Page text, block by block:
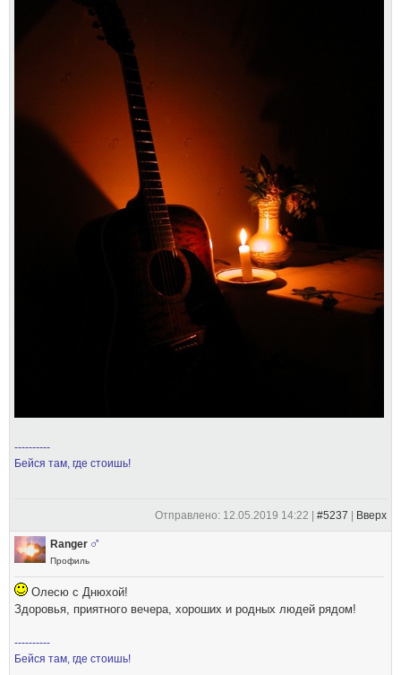
----------
Бейся там, где стоишь!
Отправлено: 12.05.2019 14:22 | #5237 Вверх
Ranger
Профиль
Олесю с Днюхой!
Здоровья, приятного вечера, хороших и родных людей рядом!
----------
Бейся там, где стоишь!